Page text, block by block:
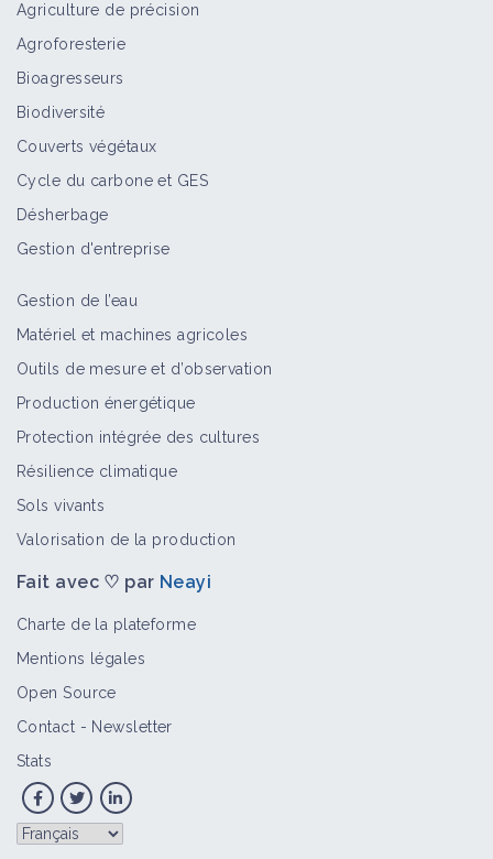
Agriculture de précision
Agroforesterie
Bioagresseurs
Biodiversité
Couverts végétaux
Cycle du carbone et GES
Désherbage
Gestion d'entreprise
Gestion de l’eau
Matériel et machines agricoles
Outils de mesure et d’observation
Production énergétique
Protection intégrée des cultures
Résilience climatique
Sols vivants
Valorisation de la production
Fait avec ♡ par Neayi
Charte de la plateforme
Mentions légales
Open Source
Contact - Newsletter
Stats